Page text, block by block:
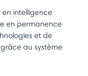
intelligence
en permanence
et de
au système